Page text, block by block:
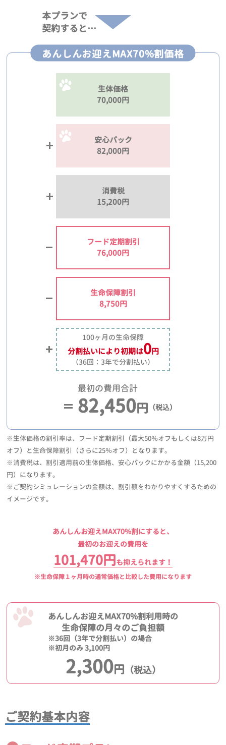
本プランで
契約すると…
あんしんお迎えMAX70%割価格
生体価格
70,000円
安心パック
82,000円
消費税
15,200円
フード定期割引
76,000円
生命保障割引
8,750円
100ヶ月の生命保障
分割払いにより初期は0円
（36回：3年で分割払い）
最初の費用合計
82,450円 （税込）
※生体価格の割引率は、フード定期割引（最大50％オフもしくは8万円
オフ）と生命保障割引（さらに25％オフ）となります。
※消費税は、割引適用前の生体価格、安心パックにかかる金額（15,200
円）になります。
※ご契約シミュレーションの金額は、割引額をわかりやすくするための
イメージです。
あんしんお迎えMAX70%割にすると、
最初のお迎えの費用を
101,470円も抑えられます！
※生命保障１ヶ月時の通常価格と比較した費用になります
あんしんお迎えMAX70%割利用時の
生命保障の月々のご負担額
※36回（3年で分割払い）の場合
※初月のみ 3,100円
2,300円 （税込）
ご契約基本内容